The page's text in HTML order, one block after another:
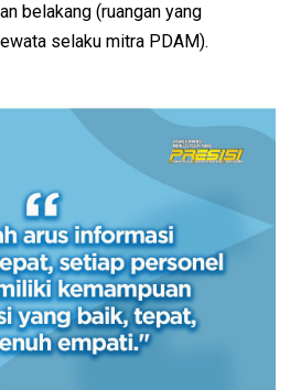
belakang (ruangan yang
selaku mitra PDAM).